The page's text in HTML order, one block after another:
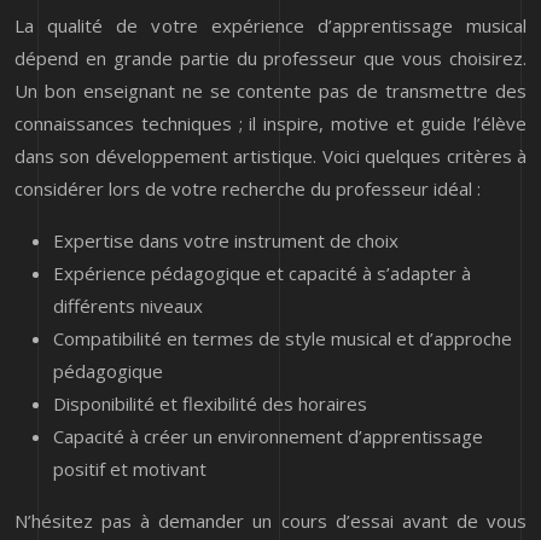
La qualité de votre expérience d’apprentissage musical
dépend en grande partie du professeur que vous choisirez.
Un bon enseignant ne se contente pas de transmettre des
connaissances techniques ; il inspire, motive et guide l’élève
dans son développement artistique. Voici quelques critères à
considérer lors de votre recherche du professeur idéal :
Expertise dans votre instrument de choix
Expérience pédagogique et capacité à s’adapter à
différents niveaux
Compatibilité en termes de style musical et d’approche
pédagogique
Disponibilité et flexibilité des horaires
Capacité à créer un environnement d’apprentissage
positif et motivant
N’hésitez pas à demander un cours d’essai avant de vous